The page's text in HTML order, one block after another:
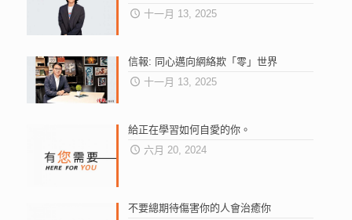
十一月 13, 2025
信報: 同心邁向網絡欺「零」世界
十一月 13, 2025
給正在學習如何自愛的你。
六月 20, 2024
不要總期待傷害你的人會治癒你